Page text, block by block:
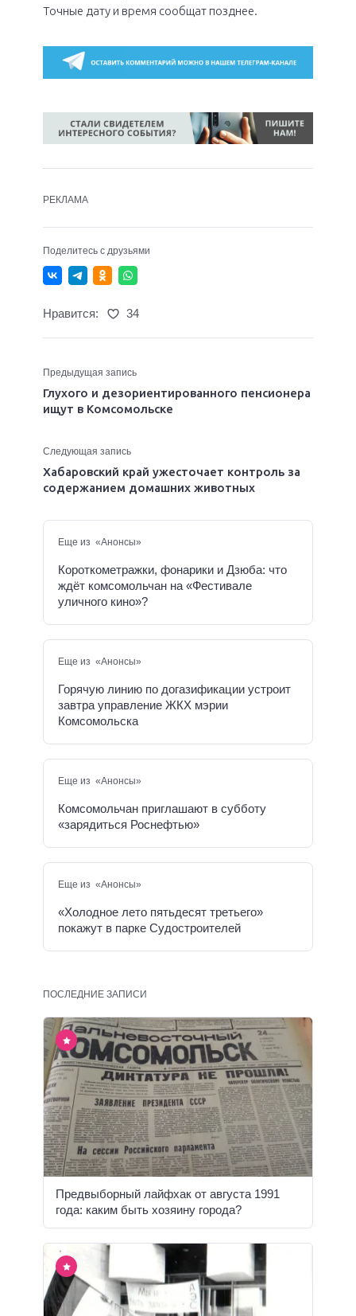
Точные дату и время сообщат позднее.
РЕКЛАМА
Поделитесь с друзьями
Нравится: 34
Предыдущая запись
Глухого и дезориентированного пенсионера
ищут в Комсомольске
Следующая запись
Хабаровский край ужесточает контроль за
содержанием домашних животных
Еще из «Анонсы»
Короткометражки, фонарики и Дзюба: что
ждёт комсомольчан на «Фестивале
уличного кино»?
Еще из «Анонсы»
Горячую линию по догазификации устроит
завтра управление ЖКХ мэрии
Комсомольска
Еще из «Анонсы»
Комсомольчан приглашают в субботу
«зарядиться Роснефтью»
Еще из «Анонсы»
«Холодное лето пятьдесят третьего»
покажут в парке Судостроителей
ПОСЛЕДНИЕ ЗАПИСИ
Предвыборный лайфхак от августа 1991
года: каким быть хозяину города?